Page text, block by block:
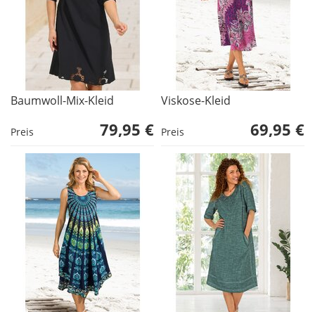
Baumwoll-Mix-Kleid
Preis 79,95 €
Viskose-Kleid
Preis 69,95 €